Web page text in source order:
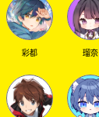
彩都 瑠奈